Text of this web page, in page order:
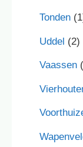
Tonden
Uddel (2)
Vaassen